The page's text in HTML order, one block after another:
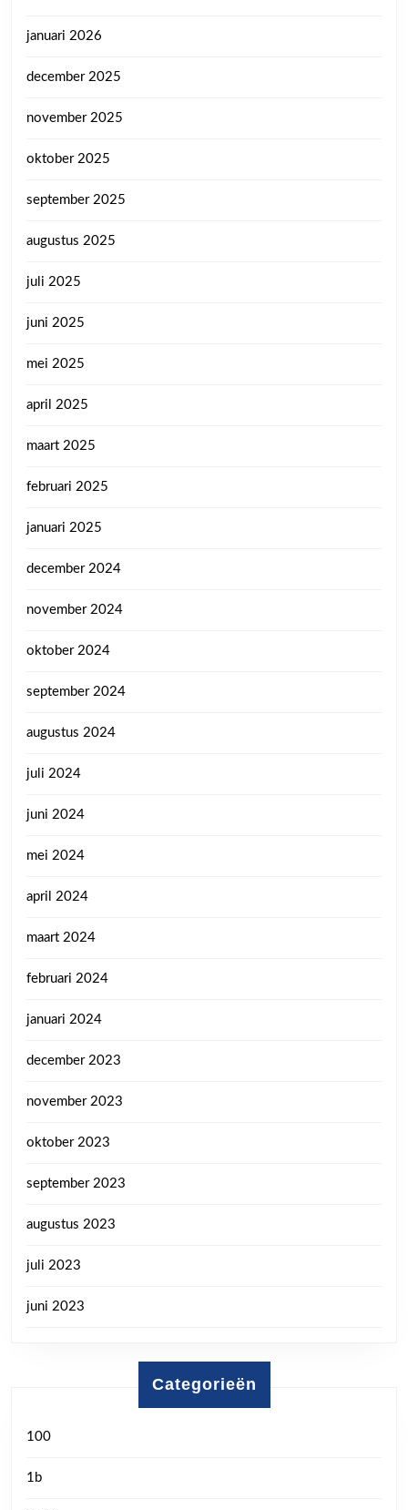
januari 2026
december 2025
november 2025
oktober 2025
september 2025
augustus 2025
juli 2025
juni 2025
mei 2025
april 2025
maart 2025
februari 2025
januari 2025
december 2024
november 2024
oktober 2024
september 2024
augustus 2024
juli 2024
juni 2024
mei 2024
april 2024
maart 2024
februari 2024
januari 2024
december 2023
november 2023
oktober 2023
september 2023
augustus 2023
juli 2023
juni 2023
Categorieën
100
1b